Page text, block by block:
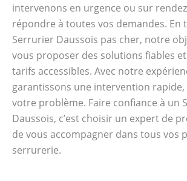
intervenons en urgence ou sur
répondre à toutes vos demandes. En
Serrurier Daussois pas cher, notre
vous proposer des solutions fiables
tarifs accessibles. Avec notre
garantissons une intervention
votre problème. Faire confiance à un
Daussois, c’est choisir un expert de
de vous accompagner dans tous vos
serrurerie.